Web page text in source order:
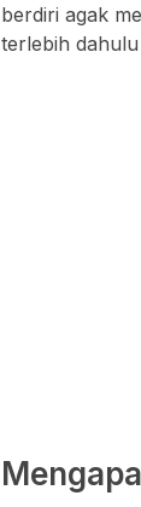
berdiri agak
terlebih